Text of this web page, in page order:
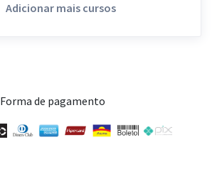
Adicionar mais cursos
Forma de pagamento